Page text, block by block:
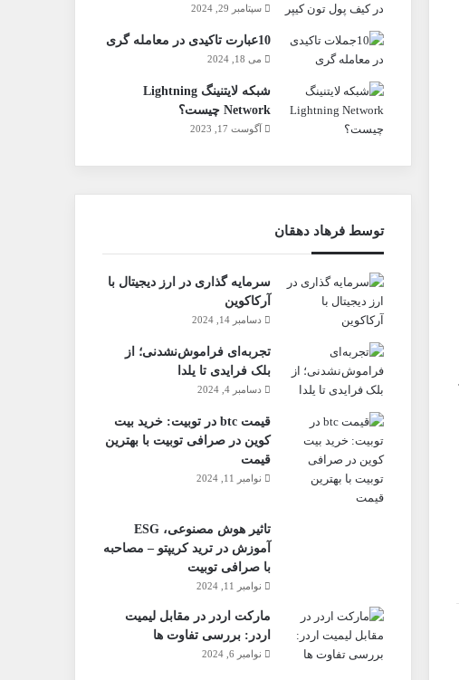
سپتامبر 29, 2024
10عبارت تاکیدی در معامله گری
می 18, 2024
شبکه لایتنینگ Lightning
Network چیست؟
آگوست 17, 2023
توسط فرهاد دهقان
سرمایه گذاری در ارز دیجیتال با
آرکاکوین
دسامبر 14, 2024
تجربه‌ای فراموش‌نشدنی؛ از
بلک فرایدی تا یلدا
دسامبر 4, 2024
قیمت btc در توبیت: خرید بیت
کوین در صرافی توبیت با بهترین
قیمت
نوامبر 11, 2024
تاثیر هوش مصنوعی، ESG
آموزش در ترید کریپتو – مصاحبه
با صرافی توبیت
نوامبر 11, 2024
مارکت اردر در مقابل لیمیت
اردر: بررسی تفاوت ها
نوامبر 6, 2024